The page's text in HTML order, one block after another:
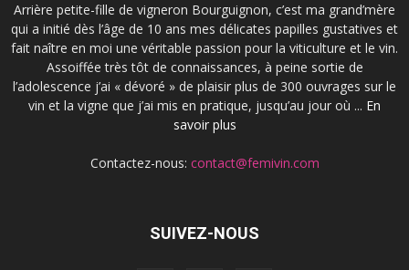
Arrière petite-fille de vigneron Bourguignon, c’est ma grand’mère
qui a initié dès l’âge de 10 ans mes délicates papilles gustatives et
fait naître en moi une véritable passion pour la viticulture et le vin.
Assoiffée très tôt de connaissances, à peine sortie de
l’adolescence j’ai « dévoré » de plaisir plus de 300 ouvrages sur le
vin et la vigne que j’ai mis en pratique, jusqu’au jour où ... En
savoir plus
Contactez-nous: contact@femivin.com
SUIVEZ-NOUS